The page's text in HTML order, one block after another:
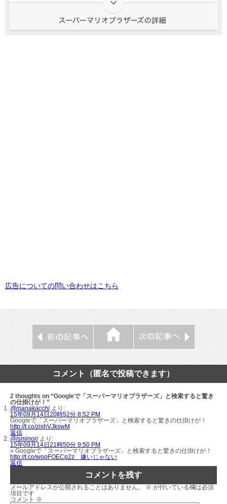
広告についての問い合わせはこちら
コメント（匿名で投稿できます）
2 thoughts on “Googleで「スーパーマリオブラザーズ」と検索すると驚き
の仕掛けが！”
@manakacchi より:
15年09月14日20時52分 8:52 PM
Googleで「スーパーマリオブラザーズ」と検索すると驚きの仕掛けが！
http://t.co/zishVJkswM
返信
@lsminori より:
15年09月14日21時50分 9:50 PM
» Googleで「スーパーマリオブラザーズ」と検索すると驚きの仕掛けが！
http://t.co/wopFOECp2z 嫌いじゃない
返信
コメントを残す
メールアドレスが公開されることはありません。 ※ が付いている欄は必須
項目です
コメント ※